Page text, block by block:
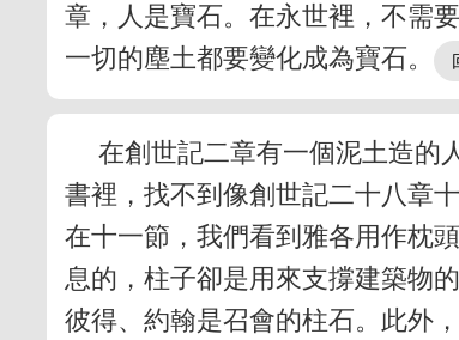
章，人是寶石。在永世裡，不需
一切的塵土都要變化成為寶石。
在創世記二章有一個泥土造的
書裡，找不到像創世記二十八章
在十一節，我們看到雅各用作枕
息的，柱子卻是用來支撐建築物
彼得、約翰是召會的柱石。此外